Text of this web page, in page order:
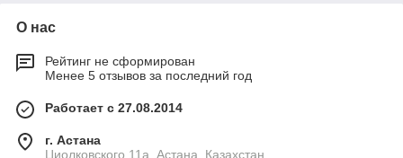
О нас
Рейтинг не сформирован
Менее 5 отзывов за последний год
Работает с 27.08.2014
г. Астана
Циолковского 11а, Астана, Казахстан